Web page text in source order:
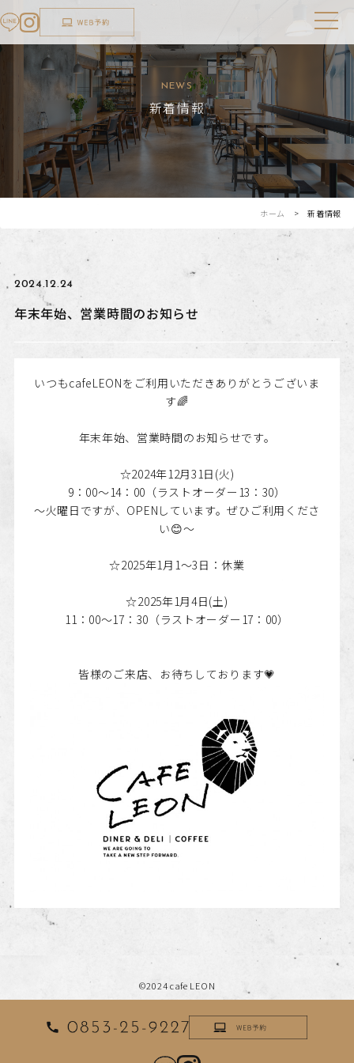
NEWS
新着情報
ホーム > 新着情報
2024.12.24
年末年始、営業時間のお知らせ
いつもcafeLEONをご利用いただきありがとうございま
す🌈
年末年始、営業時間のお知らせです。
☆2024年12月31日(火)
9：00～14：00（ラストオーダー13：30）
～火曜日ですが、OPENしています。ぜひご利用くださ
い😊～
☆2025年1月1～3日：休業
☆2025年1月4日(土)
11：00～17：30（ラストオーダー17：00）
皆様のご来店、お待ちしております💗
©2024 cafe LEON